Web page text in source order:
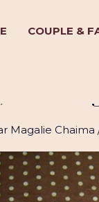
COUPLE &
Magalie Chaima